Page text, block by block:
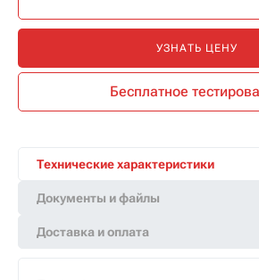
УЗНАТЬ ЦЕНУ
Бесплатное
Технические характеристики
Документы и файлы
Доставка и оплата